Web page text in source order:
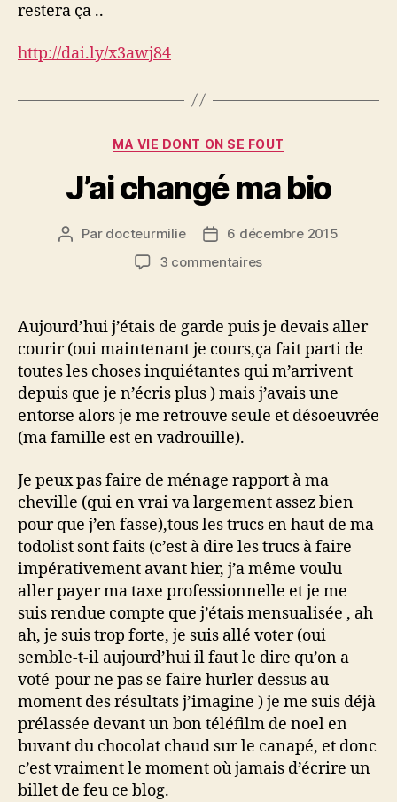
restera ça ..
http://dai.ly/x3awj84
Catégories
MA VIE DONT ON SE FOUT
J’ai changé ma bio
Auteur
Par docteurmilie
Date6 décembre 2015
3 commentairessur
ma
bio
Aujourd’hui j’étais de garde puis je devais aller
courir (oui maintenant je cours,ça fait parti de
toutes les choses inquiétantes qui m’arrivent
depuis que je n’écris plus ) mais j’avais une
entorse alors je me retrouve seule et désoeuvrée
(ma famille est en vadrouille).
Je peux pas faire de ménage rapport à ma
cheville (qui en vrai va largement assez bien
pour que j’en fasse),tous les trucs en haut de ma
todolist sont faits (c’est à dire les trucs à faire
impérativement avant hier, j’a même voulu
aller payer ma taxe professionnelle et je me
suis rendue compte que j’étais mensualisée , ah
ah, je suis trop forte, je suis allé voter (oui
semble-t-il aujourd’hui il faut le dire qu’on a
voté-pour ne pas se faire hurler dessus au
moment des résultats j’imagine ) je me suis déjà
prélassée devant un bon téléfilm de noel en
buvant du chocolat chaud sur le canapé, et donc
c’est vraiment le moment où jamais d’écrire un
billet de feu ce blog.